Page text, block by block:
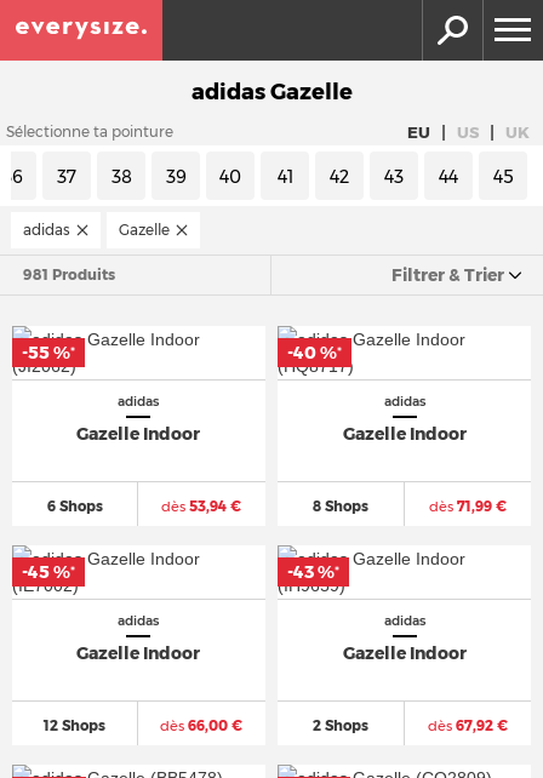
adidas Gazelle
Sélectionne ta pointure EU | US | UK
36 37 38 39 40 41 42 43 44 45
adidas Gazelle
981 Produits Filtrer & Trier
adidas
Gazelle Indoor
6 Shops dès 53,94 €
-55 %*
adidas
Gazelle Indoor
8 Shops dès71,99 €
-40 %*
adidas
Gazelle Indoor
12 Shops dès 66,00 €
-45 %*
adidas
Gazelle Indoor
2 Shops dès67,92 €
-43 %*